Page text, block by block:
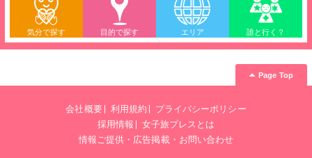
気分で探す 目的で探す エリア 誰と行く？
Page Top
会社概要 利用規約
プライバシーポリシー
採用情報
女子旅プレスとは
情報ご提供・広告掲載・お問い合わせ